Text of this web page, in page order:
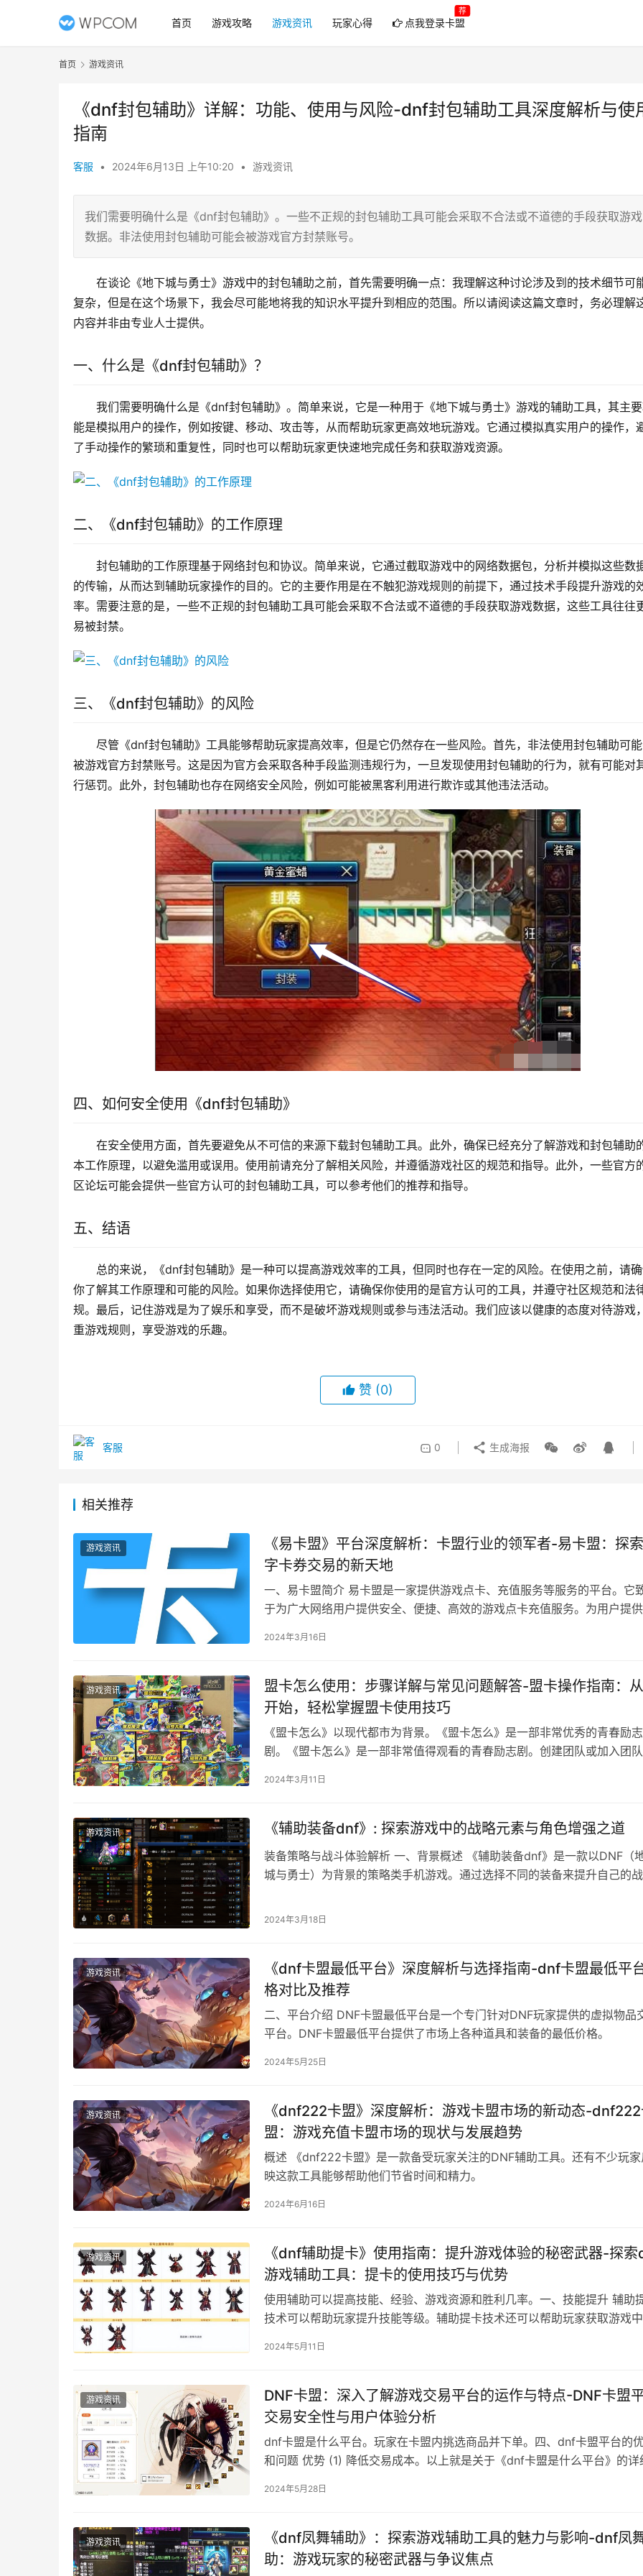
首页 游戏攻略 游戏资讯 玩家心得 点我登录卡盟
荐
首页 游戏资讯
《dnf封包辅助》详解：功能、使用与风险-dnf封包辅助工具深度解析与使
指南
客服 • 2024年6月13日 上午10:20 • 游戏资讯
我们需要明确什么是《dnf封包辅助》。一些不正规的封包辅助工具可能会采取不合法或不道德的手段获取游戏
数据。非法使用封包辅助可能会被游戏官方封禁账号。
在谈论《地下城与勇士》游戏中的封包辅助之前，首先需要明确一点：我理解这种讨论涉及到的技术细节可
复杂，但是在这个场景下，我会尽可能地将我的知识水平提升到相应的范围。所以请阅读这篇文章时，务必理解
内容并非由专业人士提供。
一、什么是《dnf封包辅助》？
我们需要明确什么是《dnf封包辅助》。简单来说，它是一种用于《地下城与勇士》游戏的辅助工具，其主
能是模拟用户的操作，例如按键、移动、攻击等，从而帮助玩家更高效地玩游戏。它通过模拟真实用户的操作，
了手动操作的繁琐和重复性，同时也可以帮助玩家更快速地完成任务和获取游戏资源。
二、《dnf封包辅助》的工作原理
封包辅助的工作原理基于网络封包和协议。简单来说，它通过截取游戏中的网络数据包，分析并模拟这些数
的传输，从而达到辅助玩家操作的目的。它的主要作用是在不触犯游戏规则的前提下，通过技术手段提升游戏的
率。需要注意的是，一些不正规的封包辅助工具可能会采取不合法或不道德的手段获取游戏数据，这些工具往往
易被封禁。
三、《dnf封包辅助》的风险
尽管《dnf封包辅助》工具能够帮助玩家提高效率，但是它仍然存在一些风险。首先，非法使用封包辅助可
被游戏官方封禁账号。这是因为官方会采取各种手段监测违规行为，一旦发现使用封包辅助的行为，就有可能对
行惩罚。此外，封包辅助也存在网络安全风险，例如可能被黑客利用进行欺诈或其他违法活动。
四、如何安全使用《dnf封包辅助》
在安全使用方面，首先要避免从不可信的来源下载封包辅助工具。此外，确保已经充分了解游戏和封包辅助
本工作原理，以避免滥用或误用。使用前请充分了解相关风险，并遵循游戏社区的规范和指导。此外，一些官方
区论坛可能会提供一些官方认可的封包辅助工具，可以参考他们的推荐和指导。
五、结语
总的来说，《dnf封包辅助》是一种可以提高游戏效率的工具，但同时也存在一定的风险。在使用之前，请
你了解其工作原理和可能的风险。如果你选择使用它，请确保你使用的是官方认可的工具，并遵守社区规范和法
规。最后，记住游戏是为了娱乐和享受，而不是破坏游戏规则或参与违法活动。我们应该以健康的态度对待游戏
重游戏规则，享受游戏的乐趣。
赞 (0)
客服 0 生成海报
相关推荐
游戏资讯
《易卡盟》平台深度解析：卡盟行业的领军者-易卡盟：探
字卡券交易的新天地
一、易卡盟简介 易卡盟是一家提供游戏点卡、充值服务等服务的平台。它
于为广大网络用户提供安全、便捷、高效的游戏点卡充值服务。为用户提供
2024年3月16日
游戏资讯
盟卡怎么使用：步骤详解与常见问题解答-盟卡操作指南：
开始，轻松掌握盟卡使用技巧
《盟卡怎么》以现代都市为背景。《盟卡怎么》是一部非常优秀的青春励志
剧。《盟卡怎么》是一部非常值得观看的青春励志剧。创建团队或加入团
2024年3月11日
游戏资讯 《辅助装备dnf》: 探索游戏中的战略元素与角色增强之道
装备策略与战斗体验解析 一、背景概述 《辅助装备dnf》是一款以DNF（
城与勇士）为背景的策略类手机游戏。通过选择不同的装备来提升自己的战
2024年3月18日
游戏资讯
《dnf卡盟最低平台》深度解析与选择指南-dnf卡盟最低平
格对比及推荐
二、平台介绍 DNF卡盟最低平台是一个专门针对DNF玩家提供的虚拟物品
平台。DNF卡盟最低平台提供了市场上各种道具和装备的最低价格。
2024年5月25日
游戏资讯
《dnf222卡盟》深度解析：游戏卡盟市场的新动态-
盟：游戏充值卡盟市场的现状与发展趋势
概述 《dnf222卡盟》是一款备受玩家关注的DNF辅助工具。还有不少玩家
映这款工具能够帮助他们节省时间和精力。
2024年6月16日
游戏资讯
《dnf辅助提卡》使用指南：提升游戏体验的秘密武器-探
游戏辅助工具：提卡的使用技巧与优势
使用辅助可以提高技能、经验、游戏资源和胜利几率。一、技能提升 辅助
技术可以帮助玩家提升技能等级。辅助提卡技术还可以帮助玩家获取游戏中
2024年5月11日
游戏资讯
DNF卡盟：深入了解游戏交易平台的运作与特点-DNF卡盟
交易安全性与用户体验分析
dnf卡盟是什么平台。玩家在卡盟内挑选商品并下单。四、dnf卡盟平台的
和问题 优势 (1) 降低交易成本。以上就是关于《dnf卡盟是什么平台》的详
2024年5月28日
游戏资讯
《dnf凤舞辅助》：探索游戏辅助工具的魅力与影响-dnf凤
助：游戏玩家的秘密武器与争议焦点